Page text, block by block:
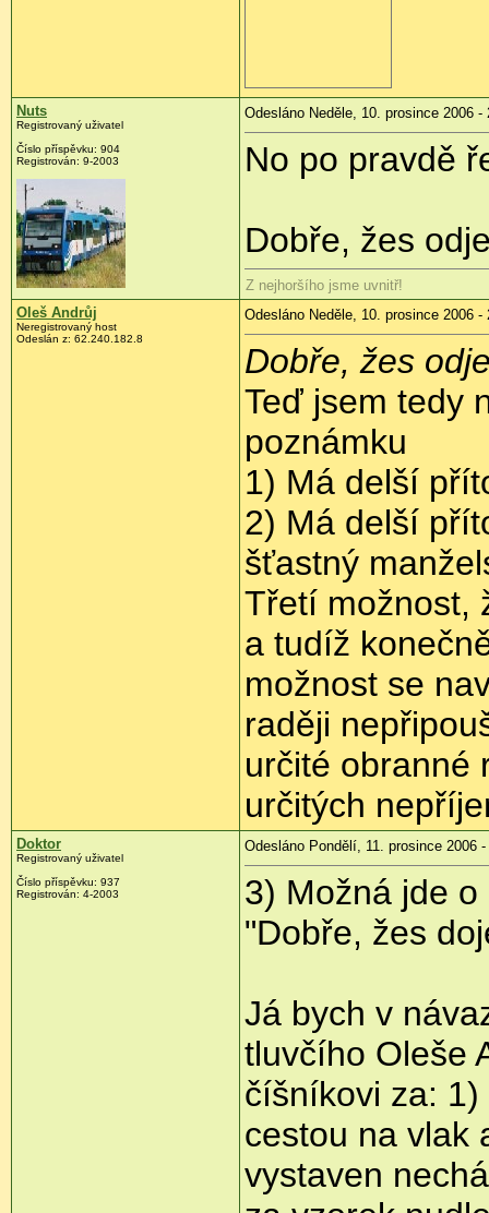
Nuts
Registrovaný uživatel
Číslo příspěvku: 904
Registrován: 9-2003
Odesláno Neděle, 10. prosince 2006 -
No po pravdě
Dobře, žes
Z nejhoršího jsme uvnitř!
Oleš Andrůj
Neregistrovaný host
Odeslán z: 62.240.182.8
Odesláno Neděle, 10. prosince 2006 -
Dobře, žes
Teď jsem tedy
poznámku
1) Má delší
2) Má delší
šťastný
Třetí možnost,
a tudíž
možnost se
raději
určité obranné
určitých
Doktor
Registrovaný uživatel
Číslo příspěvku: 937
Registrován: 4-2003
Odesláno Pondělí, 11. prosince 2006 -
3) Možná jde
"Dobře, žes
Já bych v
tluvčího Oleše
číšníkovi za:
cestou na vlak
vystaven